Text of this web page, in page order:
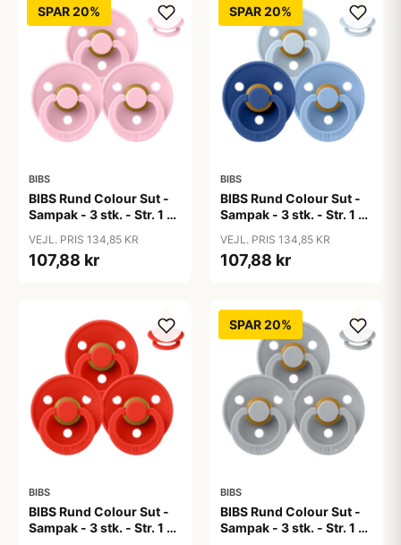
SPAR 20%
BIBS
BIBS Rund Colour Sut -
Sampak - 3 stk. - Str. 1 -
VEJL. PRIS 134,85 KR
107,88 kr
SPAR 20%
BIBS
BIBS Rund Colour Sut -
Sampak - 3 stk. - Str. 1 -
VEJL. PRIS 134,85 KR
107,88 kr
BIBS
BIBS Rund Colour Sut -
Sampak - 3 stk. - Str. 1 -
SPAR 20%
BIBS
BIBS Rund Colour Sut -
Sampak - 3 stk. - Str. 1 -